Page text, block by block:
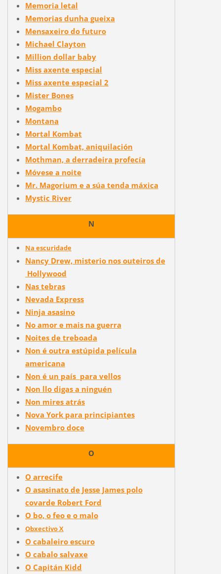
Memoria letal
Memorias dunha gueixa
Mensaxeiro do futuro
Michael Clayton
Million dollar baby
Miss axente especial
Miss axente especial 2
Mister Bones
Mogambo
Montana
Mortal Kombat
Mortal Kombat, aniquilación
Mothman, a derradeira profecía
Móvese a noite
Mr. Magorium e a súa tenda máxica
Mystic River
N
Na escuridade
Nancy Drew, misterio nos outeiros de
Hollywood
Nas tebras
Nevada Express
Ninja asasino
No amor e mais na guerra
Noites de treboada
Non é outra estúpida película
americana
Non é un país para vellos
Non llo digas a ninguén
Non mires atrás
Nova York para principiantes
Novembro doce
O
O arrecife
O asasinato de Jesse James polo
covarde Robert Ford
O bo, o feo e o malo
Obxectivo X
O cabaleiro escuro
O cabalo salvaxe
O Capitán Kidd